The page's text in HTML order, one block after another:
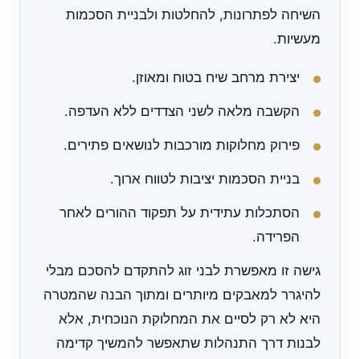
השיחה לפתרונות, להחלטות ולבניית הסכמות
מעשיות.
יצירת מרחב שיח בטוח ומאוזן.
הקשבה מלאה לשני הצדדים ללא העדפה.
פירוק מחלוקות מורכבות לנושאים פתירים.
בניית הסכמות יציבות לטווח ארוך.
הסתכלות עתידית על תפקוד ההורים לאחר
הפרידה.
גישה זו מאפשרת לבני זוג להתקדם להסכם מבלי
להיגרר למאבקים מיותרים ומתוך הבנה שהמטרה
היא לא רק לסיים את המחלוקת הנוכחית, אלא
לבנות דרך התנהלות שתאפשר להמשיך קדימה